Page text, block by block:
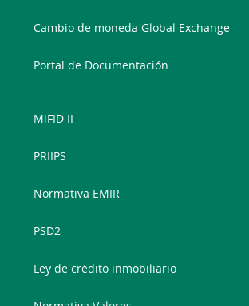
Cambio de moneda Global Exchange
Portal de Documentación
MiFID II
PRIIPS
Normativa EMIR
PSD2
Ley de crédito inmobiliario